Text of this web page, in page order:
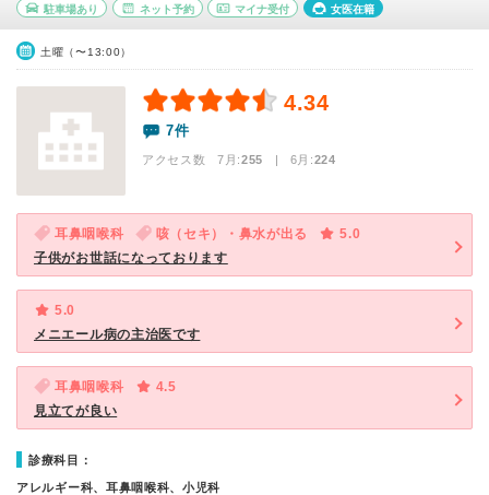
駐車場あり ネット予約 マイナ受付 女医在籍
土曜（〜13:00）
4.34
7件
アクセス数 7月:255 | 6月:224
耳鼻咽喉科 咳（セキ）・鼻水が出る
5.0
子供がお世話になっております
5.0
メニエール病の主治医です
耳鼻咽喉科
4.5
見立てが良い
診療科目：
アレルギー科、耳鼻咽喉科、小児科